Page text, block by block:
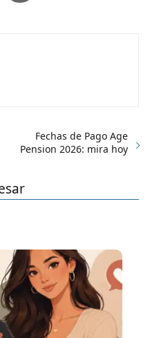
Fechas de Pago Age
Pension 2026: mira hoy